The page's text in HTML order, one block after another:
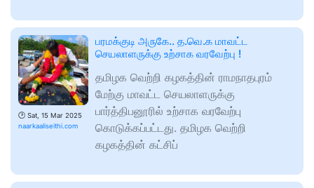
🕑 Sat, 15 Mar 2025
naarkaaliseithi.com
பரமக்குடி அருகே.. த.வெ.க மாவட்ட
செயலாளருக்கு உற்சாக வரவேற்பு !
தமிழக வெற்றி கழகத்தின் ராமநாதபுரம்
மேற்கு மாவட்ட செயலாளருக்கு
பார்த்திபனூரில் உற்சாக வரவேற்பு
கொடுக்கப்பட்டது. தமிழக வெற்றி
கழகத்தின் கட்சிப்